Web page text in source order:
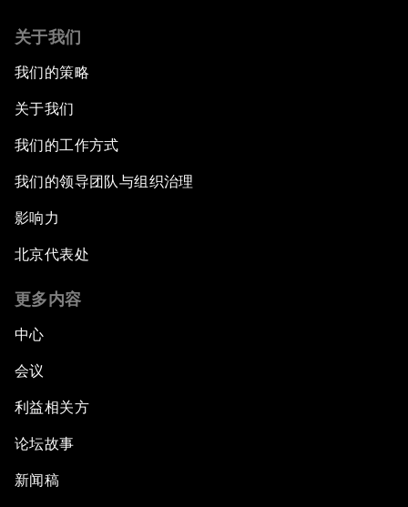
关于我们
我们的策略
关于我们
我们的工作方式
我们的领导团队与组织治理
影响力
北京代表处
更多内容
中心
会议
利益相关方
论坛故事
新闻稿